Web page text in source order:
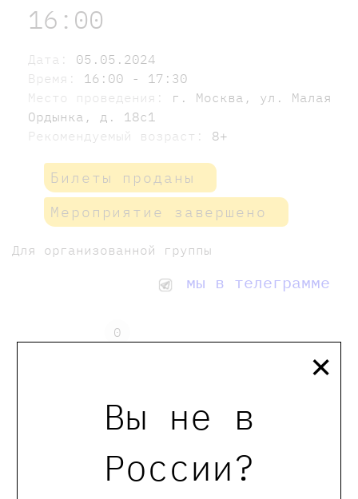
Вы не в
России?
×
16:00
Дата: 05.05.2024
Время: 16:00 - 17:30
Место проведения: г. Москва, ул. Малая
Ордынка, д. 18с1
Рекомендуемый возраст: 8+
Билеты проданы
Мероприятие завершено
Для организованной группы
мы в телеграмме
0
Оставить отзыв
оставлять только зарегистрированные пользователи
сайта